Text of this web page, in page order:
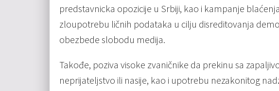
predstavnicka opozicije u Srbiji, kao i kampanje
zloupotrebu ličnih podataka u cilju disreditovanja
obezbede slobodu medija.
Takođe, poziva visoke zvaničnike da prekinu sa
neprijateljstvo ili nasije, kao i upotrebu nezakonitog